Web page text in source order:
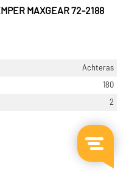
MAXGEAR 72-2188
Achteras
180
2